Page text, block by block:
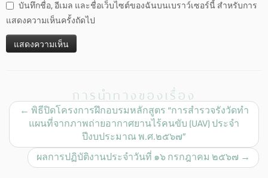
บันทึกชื่อ, อีเมล และชื่อเว็บไซต์ของฉันบนเบราว์เซอร์นี้ สำหรับการ
แสดงความเห็นครั้งถัดไป
การนำทางของเรื่อง
← พิธีปิดโครงการฝึกอบรมหลักสูตร “การสำรวจรังวัดทำ
แผนที่จากภาพถ่ายอากาศยานไร้คนขับ (UAV) ประจำ
ปีงบประมาณ พ.ศ.๒๕๖๗”
ผลการปฏิบัติงานประจำวันที่ ๑๖ กรกฎาคม ๒๕๖๗ →